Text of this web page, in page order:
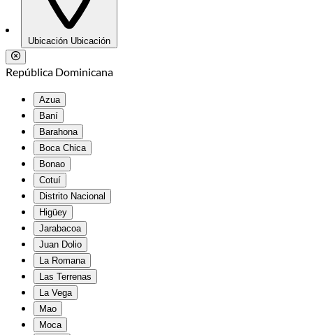
Ubicación Ubicación
República Dominicana
Azua
Baní
Barahona
Boca Chica
Bonao
Cotuí
Distrito Nacional
Higüey
Jarabacoa
Juan Dolio
La Romana
Las Terrenas
La Vega
Mao
Moca